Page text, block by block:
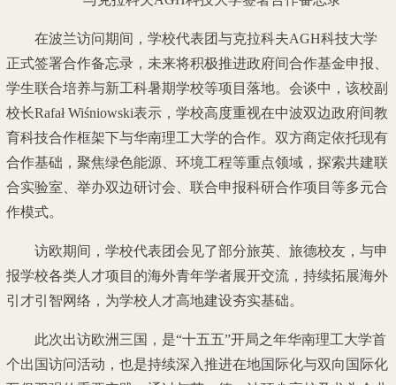
在波兰访问期间，学校代表团与克拉科夫AGH科技大学
正式签署合作备忘录，未来将积极推进政府间合作基金申报、
学生联合培养与新工科暑期学校等项目落地。会谈中，该校副
校长Rafał Wiśniowski表示，学校高度重视在中波双边政府间教
育科技合作框架下与华南理工大学的合作。双方商定依托现有
合作基础，聚焦绿色能源、环境工程等重点领域，探索共建联
合实验室、举办双边研讨会、联合申报科研合作项目等多元合
作模式。
访欧期间，学校代表团会见了部分旅英、旅德校友，与申
报学校各类人才项目的海外青年学者展开交流，持续拓展海外
引才引智网络，为学校人才高地建设夯实基础。
此次出访欧洲三国，是“十五五”开局之年华南理工大学首
个出国访问活动，也是持续深入推进在地国际化与双向国际化